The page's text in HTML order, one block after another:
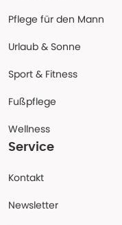
Pflege für den Mann
Urlaub & Sonne
Sport & Fitness
Fußpflege
Wellness
Service
Kontakt
Newsletter